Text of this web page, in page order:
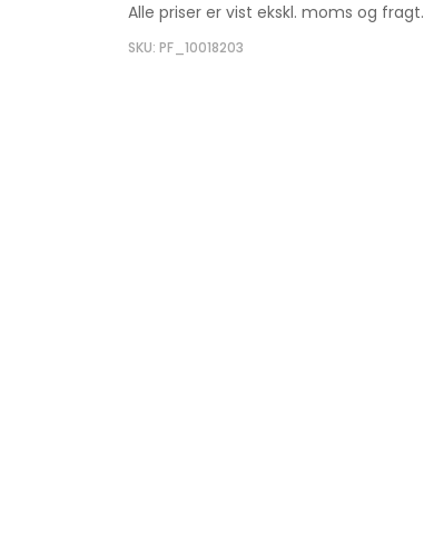
Alle priser er vist ekskl. moms og fragt.
SKU: PF_10018203